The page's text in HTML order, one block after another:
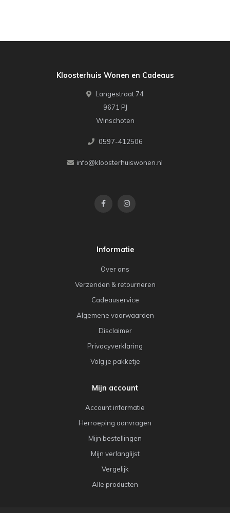
Kloosterhuis Wonen en Cadeaus
Langestraat 74
9671 PJ
Winschoten
0597-412506
info@kloosterhuiswonen.nl
Informatie
Over ons
Verzenden & retourneren
Cadeauservice
Algemene voorwaarden
Disclaimer
Privacyverklaring
Volg je pakketje
Mijn account
Account informatie
Herroeping aanvragen
Mijn bestellingen
Mijn verlanglijst
Vergelijk
Alle producten